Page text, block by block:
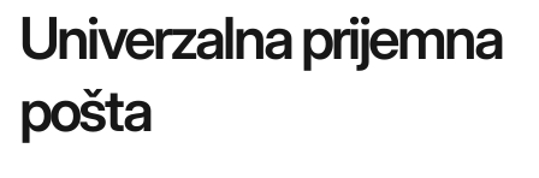
Univerzalna prijemna
pošta